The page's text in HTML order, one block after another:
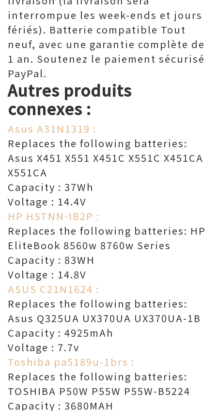
interrompue les week-ends et jours
fériés). Batterie compatible Tout
neuf, avec une garantie complète de
1 an. Soutenez le paiement sécurisé
PayPal.
Autres produits
connexes :
Asus A31N1319 :
Replaces the following batteries:
Asus X451 X551 X451C X551C X451CA
X551CA
Capacity : 37Wh
Voltage : 14.4V
HP HSTNN-IB2P :
Replaces the following batteries: HP
EliteBook 8560w 8760w Series
Capacity : 83WH
Voltage : 14.8V
ASUS C21N1624 :
Replaces the following batteries:
Asus Q325UA UX370UA UX370UA-1B
Capacity : 4925mAh
Voltage : 7.7v
Toshiba pa5189u-1brs :
Replaces the following batteries:
TOSHIBA P50W P55W P55W-B5224
Capacity : 3680MAH